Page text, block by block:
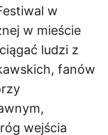
w
w mieście
ludzi z
fanów
wejścia